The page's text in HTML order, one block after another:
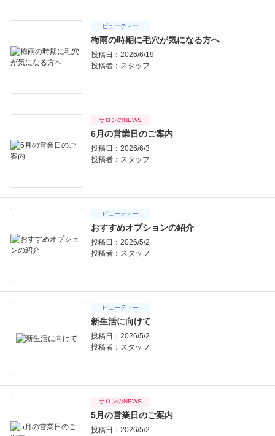
ビューティー
梅雨の時期に毛穴が気になる方へ
投稿日：2026/6/19
投稿者： スタッフ
サロンのNEWS
6月の営業日のご案内
投稿日：2026/6/3
投稿者： スタッフ
ビューティー
おすすめオプションの紹介
投稿日：2026/5/2
投稿者： スタッフ
ビューティー
新生活に向けて
投稿日：2026/5/2
投稿者： スタッフ
サロンのNEWS
5月の営業日のご案内
投稿日：2026/5/2